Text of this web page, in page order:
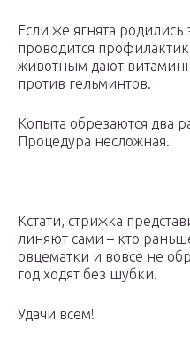
Если же ягнята родились
проводится
животным дают
против гельминтов.
Копыта обрезаются два
Процедура несложная.
Кстати, стрижка
линяют сами – кто
овцематки и вовсе не
год ходят без шубки.
Удачи всем!